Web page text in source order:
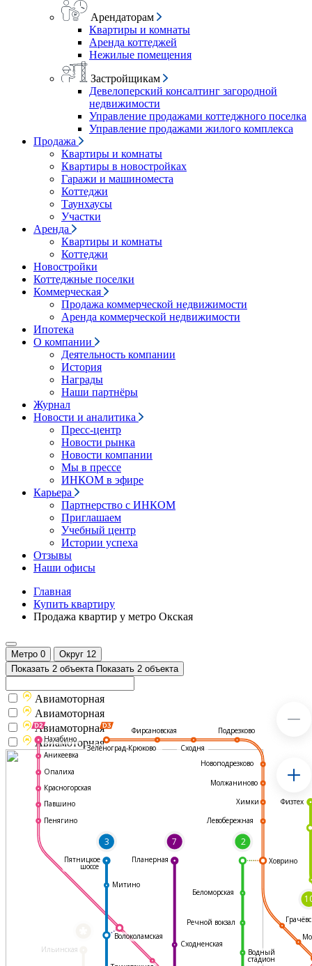
Арендаторам
Квартиры и комнаты
Аренда коттеджей
Нежилые помещения
Застройщикам
Девелоперский консалтинг загородной
недвижимости
Управление продажами коттеджного поселка
Управление продажами жилого комплекса
Продажа
Квартиры и комнаты
Квартиры в новостройках
Гаражи и машиноместа
Коттеджи
Таунхаусы
Участки
Аренда
Квартиры и комнаты
Коттеджи
Новостройки
Коттеджные поселки
Коммерческая
Продажа коммерческой недвижимости
Аренда коммерческой недвижимости
Ипотека
О компании
Деятельность компании
История
Награды
Наши партнёры
Журнал
Новости и аналитика
Пресс-центр
Новости рынка
Новости компании
Мы в прессе
ИНКОМ в эфире
Карьера
Партнерство с ИНКОМ
Приглашаем
Учебный центр
Истории успеха
Отзывы
Наши офисы
Главная
Купить квартиру
Продажа квартир у метро Окская
Метро 0 Округ 12
Показать 2 объекта Показать 2 объекта
Ильинская
3 7 2
Фирсановская
Сходня
Подрезково
Новоподрезково
Молжаниново
Химки
Левобережная
Ховрино
Водный
стадион
Сходненская
Волоколамская
Митино
Нахабино
Аникеевка
Опалиха
Красногорская
Павшино
Пенягино
Пятницкое
шоссе
Планерная
Физтех
Речной вокзал
Беломорская
Зеленоград-Крюково
Авиамоторная
Авиамоторная
Авиамоторная
Авиамоторная